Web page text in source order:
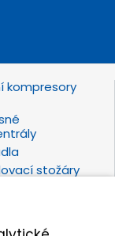
kompresory
stožáry
nástroje
kladiva
technika